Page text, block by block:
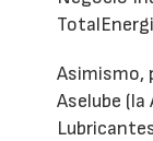
Asimismo,
Aselube